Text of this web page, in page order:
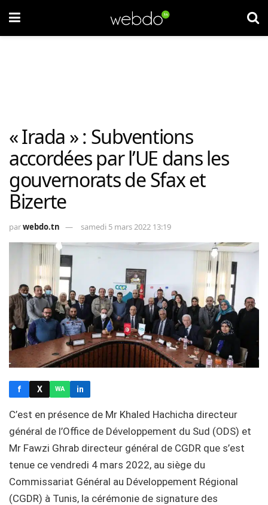
« Irada » : Subventions
accordées par l’UE dans les
gouvernorats de Sfax et
Bizerte
parwebdo.tn samedi 5 mars 2022 13:19
f X WA in
C’est en présence de Mr Khaled Hachicha directeur
général de l’Office de Développement du Sud (ODS) et
Mr Fawzi Ghrab directeur général de CGDR que s’est
tenue ce vendredi 4 mars 2022, au siège du
Commissariat Général au Développement Régional
(CGDR) à Tunis, la cérémonie de signature des